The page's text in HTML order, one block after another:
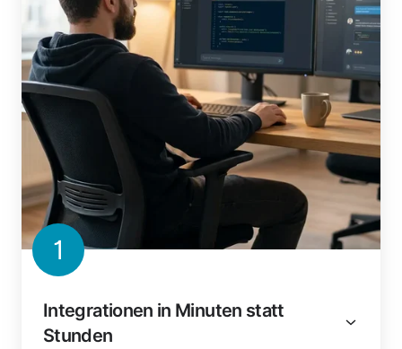
1
Integrationen in Minuten statt
Stunden